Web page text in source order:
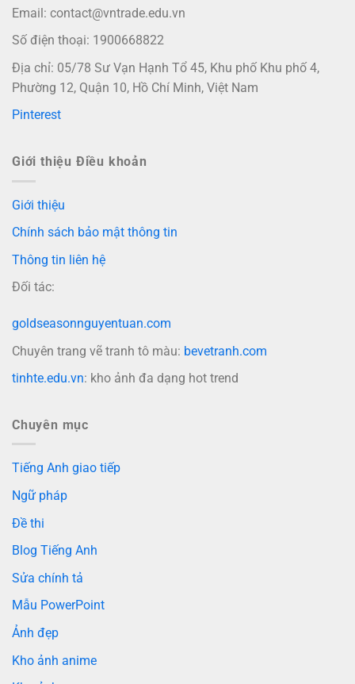
Email: contact@vntrade.edu.vn
Số điện thoại: 1900668822
Địa chỉ: 05/78 Sư Vạn Hạnh Tổ 45, Khu phố Khu phố 4,
Phường 12, Quận 10, Hồ Chí Minh, Việt Nam
Pinterest
Giới thiệu Điều khoản
Giới thiệu
Chính sách bảo mật thông tin
Thông tin liên hệ
Đối tác:
goldseasonnguyentuan.com
Chuyên trang vẽ tranh tô màu: bevetranh.com
tinhte.edu.vn: kho ảnh đa dạng hot trend
Chuyên mục
Tiếng Anh giao tiếp
Ngữ pháp
Đề thi
Blog Tiếng Anh
Sửa chính tả
Mẫu PowerPoint
Ảnh đẹp
Kho ảnh anime